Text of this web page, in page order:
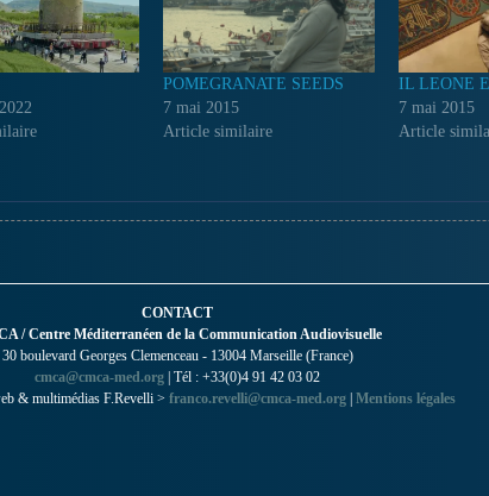
POMEGRANATE SEEDS
7 mai 2015
Article similaire
IL LEONE
7 mai 2015
Article
CONTACT
/ Centre Méditerranéen de la Communication Audiovisuelle
30 boulevard Georges Clemenceau - 13004 Marseille (France)
cmca@cmca-med.org | Tél : +33(0)4 91 42 03 02
& multimédias F.Revelli > franco.revelli@cmca-med.org | Mentions légales